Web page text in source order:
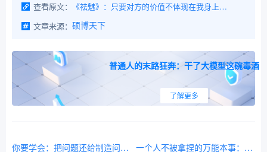
查看原文：
《祛魅》：只要对方的价值不体现在我身上，对方再厉害也和我没关系！只要我不期望从你身上得到什么，在人格上我们就是平等的
文章来源： 硕博天下
普通人的末路狂奔：干了大模型这碗毒酒
了解更多
你要学会：把问题还给制造问题的人 一个人不被拿捏的万能本事：封口